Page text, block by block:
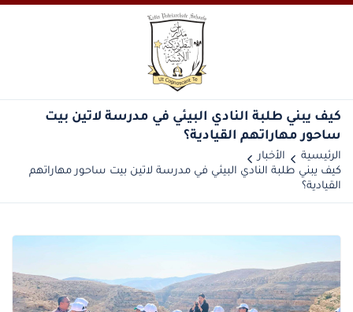
‎كيف يبني طلبة النادي البيئي في مدرسة لاتين بيت
ساحور مهاراتهم القيادية؟
الرئيسية
الأخبار
‎كيف يبني طلبة النادي البيئي في مدرسة لاتين بيت ساحور مهاراتهم
القيادية؟